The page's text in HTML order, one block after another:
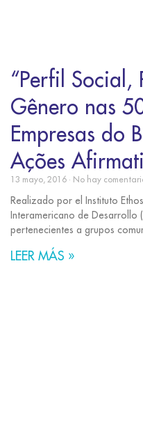
“Perfil Social,
Gênero nas
Empresas do
Ações
13 mayo, 2016 No hay
Realizado por el Instituto
Interamericano de Desarrollo
pertenecientes a grupos
LEER MÁS »